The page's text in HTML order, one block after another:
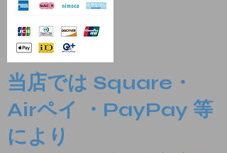
当店では Square・
Airペイ ・PayPay 等
により